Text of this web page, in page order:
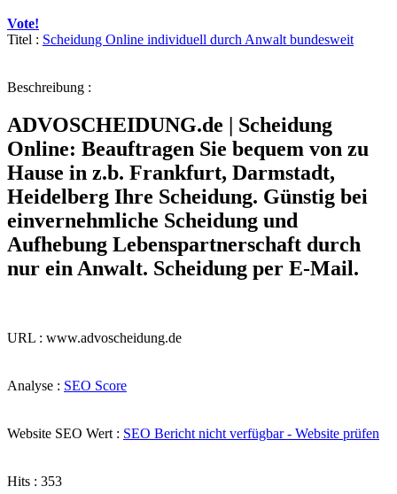
Vote!
Titel : Scheidung Online individuell durch Anwalt bundesweit
Beschreibung :
ADVOSCHEIDUNG.de | Scheidung
Online: Beauftragen Sie bequem von zu
Hause in z.b. Frankfurt, Darmstadt,
Heidelberg Ihre Scheidung. Günstig bei
einvernehmliche Scheidung und
Aufhebung Lebenspartnerschaft durch
nur ein Anwalt. Scheidung per E-Mail.
URL : www.advoscheidung.de
Analyse : SEO Score
Website SEO Wert : SEO Bericht nicht verfügbar - Website prüfen
Hits : 353